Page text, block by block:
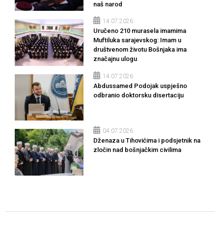
naš narod
14.07.2026
Uručeno 210 murasela imamima
Muftiluka sarajevskog: Imam u
društvenom životu Bošnjaka ima
značajnu ulogu
14.07.2026
Abdussamed Podojak uspješno
odbranio doktorsku disertaciju
04.07.2026
Dženaza u Tihovićima i podsjetnik na
zločin nad bošnjačkim civilima